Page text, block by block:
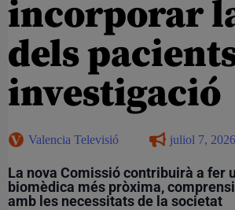
incorporar
dels
investigació
Valencia Televisió juliol 7, 2026
La nova Comissió contribuirà a fer
biomèdica més pròxima,
amb les necessitats de la societat